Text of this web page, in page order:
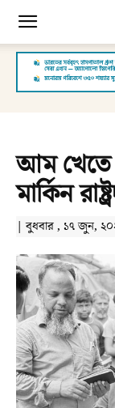
আম খেতে
মার্কিন
| বুধবার , ১৭ জুন,